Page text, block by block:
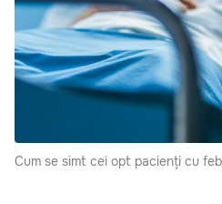
Cum se simt cei opt pacienți cu